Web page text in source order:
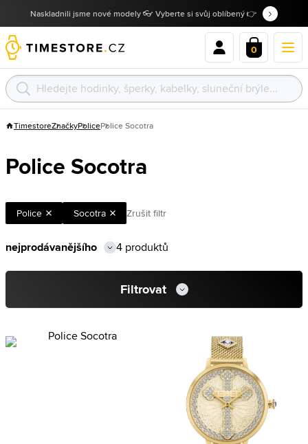
Naskladnili jsme nové modely 👓 Vyberte si svůj oblíbený 👉
0
TimestoreZnačkyPolicePolice Socotra
Police Socotra
Police Socotra Zrušit filtr
4 produktů
Filtrovat